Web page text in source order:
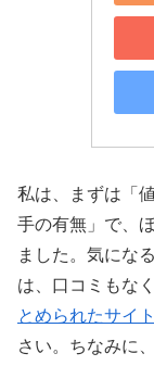
私は、まずは「
手の有無」で、
ました。気にな
は、口コミもな
とめられたサイ
さい。ちなみに